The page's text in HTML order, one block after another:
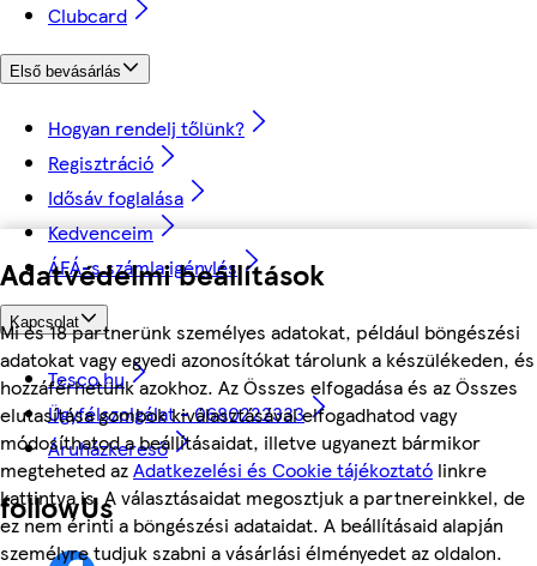
Adatvédelmi beállítások
Mi és 18 partnerünk személyes adatokat, például böngészési
adatokat vagy egyedi azonosítókat tárolunk a készülékeden, és
hozzáférhetünk azokhoz. Az Összes elfogadása és az Összes
elutasítása gombok kiválasztásával elfogadhatod vagy
módosíthatod a beállításaidat, illetve ugyanezt bármikor
megteheted azAdatkezelési és Cookie tájékoztató linkre
kattintva is. A választásaidat megosztjuk a partnereinkkel, de
ez nem érinti a böngészési adataidat. A beállításaid alapján
személyre tudjuk szabni a vásárlási élményedet az oldalon.
Clubcard
Első bevásárlás
Hogyan rendelj tőlünk?
Regisztráció
Idősáv foglalása
Kedvenceim
ÁFÁ-s számla igénylés
Kapcsolat
Tesco.hu
Ügyfélszolgálat - 0680222333
Áruházkereső
followUs